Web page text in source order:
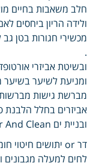
חלב משאבות בחיים
מכשירי חגורות בטן
.
ובשיטת אביזרי
ומניעת לשיער
מברשת גישות
ובניית ים Clear And Clean שביט לצרכים.
דר or יתושים חיטוי חומר .
לחים למעלה מגבונים